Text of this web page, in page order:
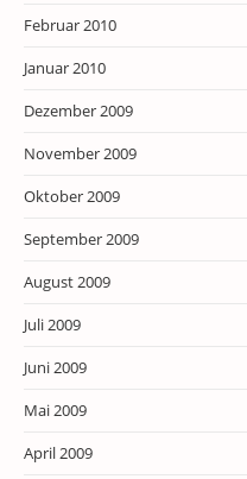
Februar 2010
Januar 2010
Dezember 2009
November 2009
Oktober 2009
September 2009
August 2009
Juli 2009
Juni 2009
Mai 2009
April 2009